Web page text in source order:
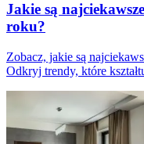
Jakie są
roku?
Zobacz, jakie są
Odkryj trendy, które